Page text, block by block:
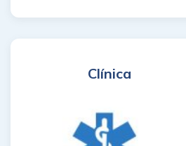
Clínica